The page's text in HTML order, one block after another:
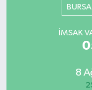
BURSA
İMSAK
8
DIŞ HABER
Süper Lig Puan
Tüm Manşetler